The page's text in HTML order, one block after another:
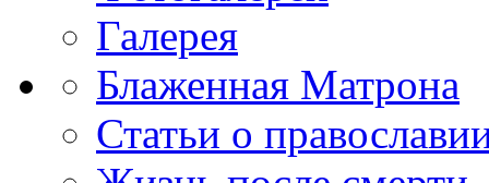
Галерея
Блаженная Матрона
Статьи о